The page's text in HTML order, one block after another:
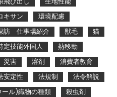
キサン
環境配慮
訪 仕事場紹介 獣毛
猫
定技能外国人
熱移動
災害 溶剤
消費者教育
安定性 法規制
法令解説
ル)織物の種類
殺虫剤